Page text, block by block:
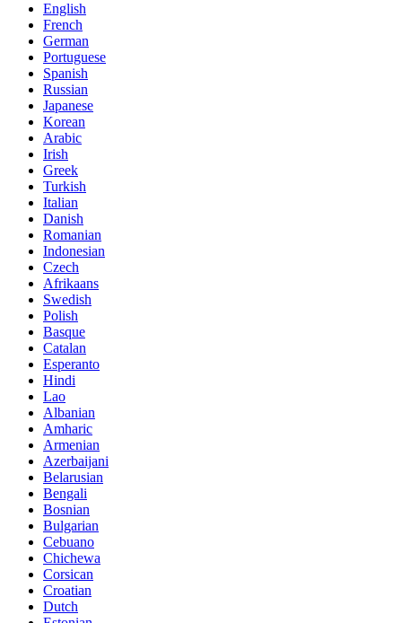
English
French
German
Portuguese
Spanish
Russian
Japanese
Korean
Arabic
Irish
Greek
Turkish
Italian
Danish
Romanian
Indonesian
Czech
Afrikaans
Swedish
Polish
Basque
Catalan
Esperanto
Hindi
Lao
Albanian
Amharic
Armenian
Azerbaijani
Belarusian
Bengali
Bosnian
Bulgarian
Cebuano
Chichewa
Corsican
Croatian
Dutch